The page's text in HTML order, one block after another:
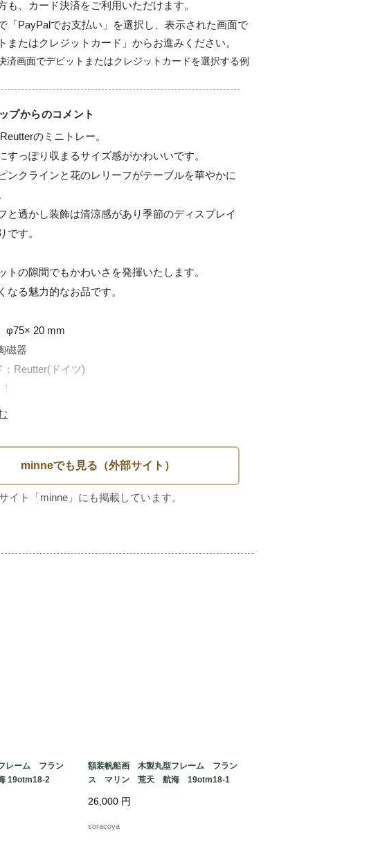
も、カード決済をご利用いただけます。
「PayPalでお支払い」を選択し、表示された画面で
またはクレジットカード」からお進みください。
プからのコメント
のミニトレー。
すっぽり収まるサイズ感がかわいいです。
ンクラインと花のレリーフがテーブルを華やかに
と透かし装飾は清涼感があり季節のディスプレイ
です。
トの隙間でもかわいさを発揮いたします。
なる魅力的なお品です。
φ75× 20 mm
磁器
：Reutter(ドイツ)
レーム フラン
19otm18-2
額装帆船画 木製丸型フレーム フラン
ス マリン 荒天 航海 19otm18-1
26,000 円
soracoya